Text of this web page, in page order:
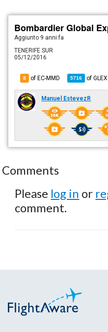
Bombardier Global
Aggiunto 9 anni fa
TENERIFE SUR
05/12/2016
8 of EC-MMD 5716 ofGLEX
Manuel EstevezR
Comments
Please log in or
comment.